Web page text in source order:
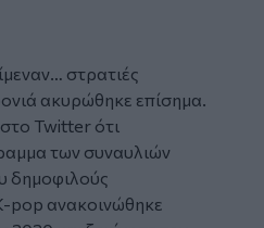
στρατιές
ακυρώθηκε επίσημα.
Twitter ότι
των συναυλιών
δημοφιλούς
pop ανακοινώθηκε